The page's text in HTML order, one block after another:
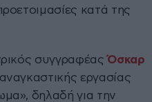
κατά της
συγγραφέαςΌσκαρ
εργασίας
δηλαδή για την